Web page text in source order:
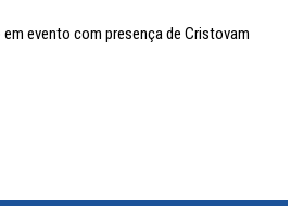
evento com presença de Cristovam